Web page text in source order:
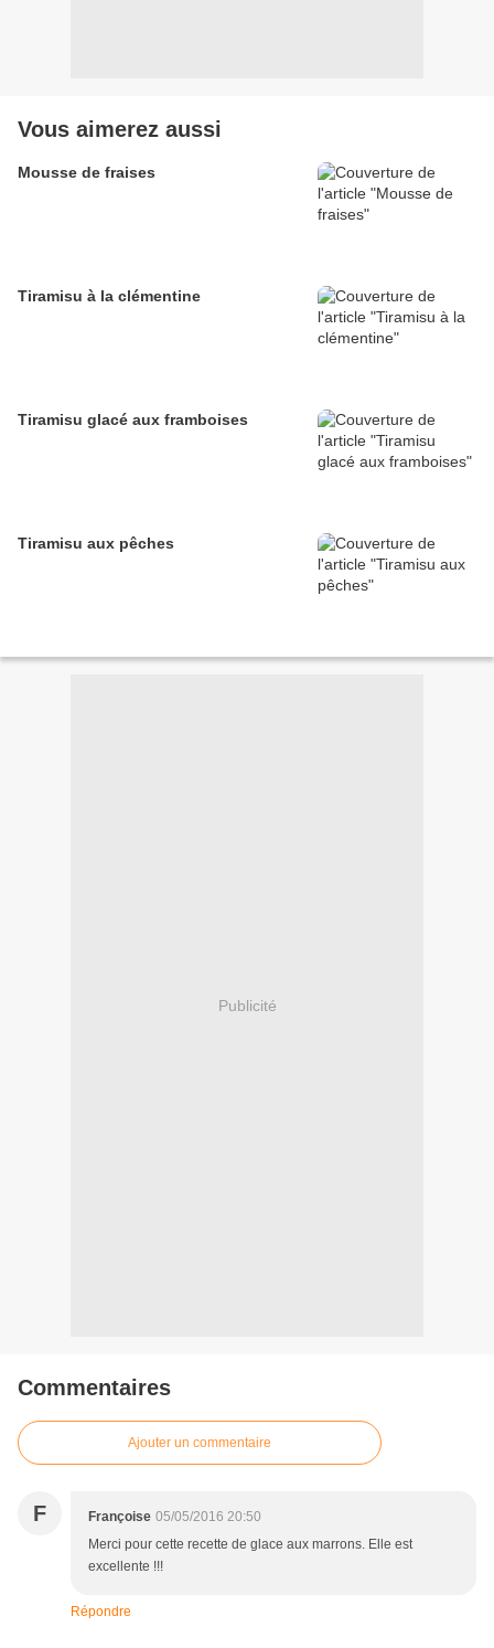
Vous aimerez aussi
Mousse de fraises
Tiramisu à la clémentine
Tiramisu glacé aux framboises
Tiramisu aux pêches
Publicité
Commentaires
Ajouter un commentaire
F Françoise 05/05/2016 20:50
Merci pour cette recette de glace aux marrons. Elle est
excellente !!!
Répondre